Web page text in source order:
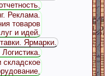
Реклама.
товаров
и идей.
Ярмарки.
Логистика.
складское